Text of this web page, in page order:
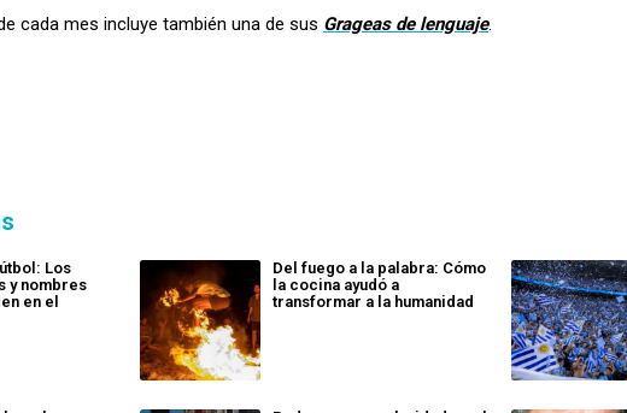
cada mes incluye también una de sus Grageas de lenguaje.
Los
y nombres
en el
Del fuego a la palabra: Cómo
la cocina ayudó a
transformar a la humanidad